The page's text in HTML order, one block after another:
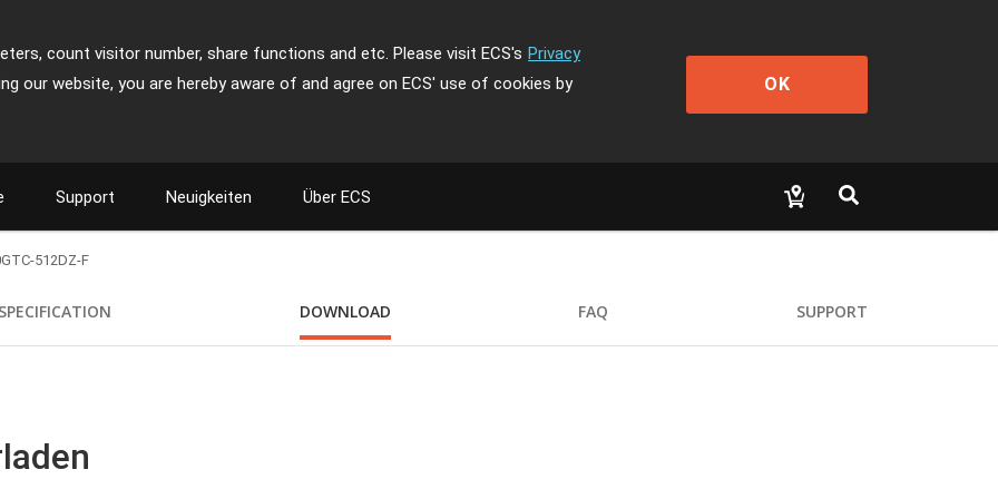
count visitor number, share functions and etc. Please visit ECS's Privacy
our website, you are hereby aware of and agree on ECS' use of cookies by
OK
Support Neuigkeiten Über ECS
512DZ-F
DOWNLOAD FAQ SUPPORT